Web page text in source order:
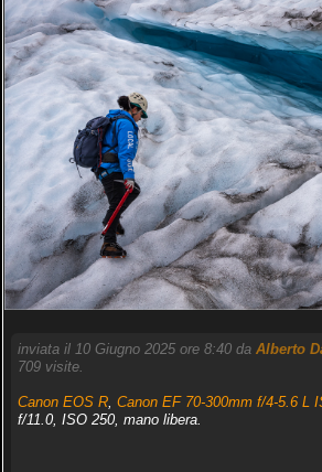
inviata il 10 Giugno 2025 ore 8:40 da Alberto
709 visite.
Canon EOS R, Canon EF 70-300mm f/4-5.6 L
f/11.0, ISO 250, mano libera.